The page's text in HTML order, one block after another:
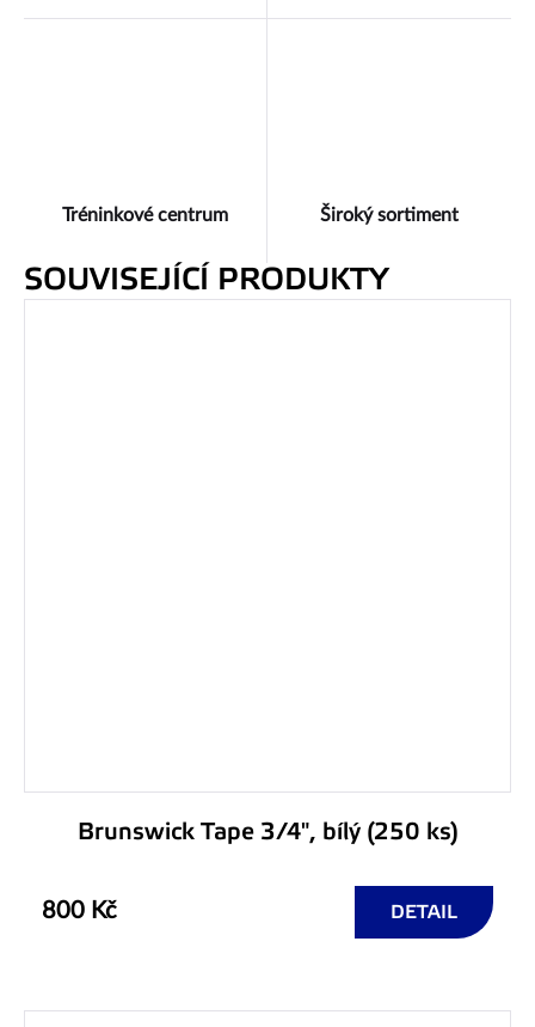
Tréninkové centrum Široký sortiment
SOUVISEJÍCÍ PRODUKTY
Brunswick Tape 3/4", bílý (250 ks)
800 Kč DETAIL